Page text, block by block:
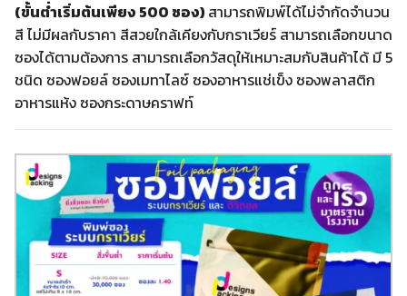
(ขั้นต่ำเริ่มต้นเพียง 500 ซอง) สามารถพิมพ์ได้ไม่จำกัดจำนวน
สี ไม่มีผลกับราคา สีสวยใกล้เคียงกับกราเวียร์ สามารถเลือกขนาด
ซองได้ตามต้องการ สามารถเลือกวัสดุให้เหมาะสมกับสินค้าได้ มี 5
ชนิด ซองฟอยล์ ซองเมทาไลซ์ ซองอาหารแช่เข็ง ซองพลาสติก
อาหารแห้ง ซองกระดาษคราฟท์